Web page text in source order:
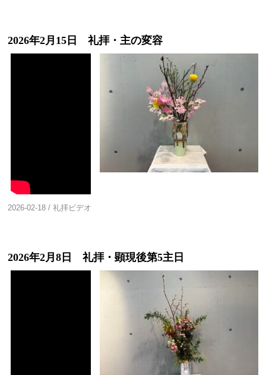
2026年2月15日 礼拝・主の変容
2026-02-18 /礼拝ビデオ
2026年2月8日 礼拝・顕現後第5主日